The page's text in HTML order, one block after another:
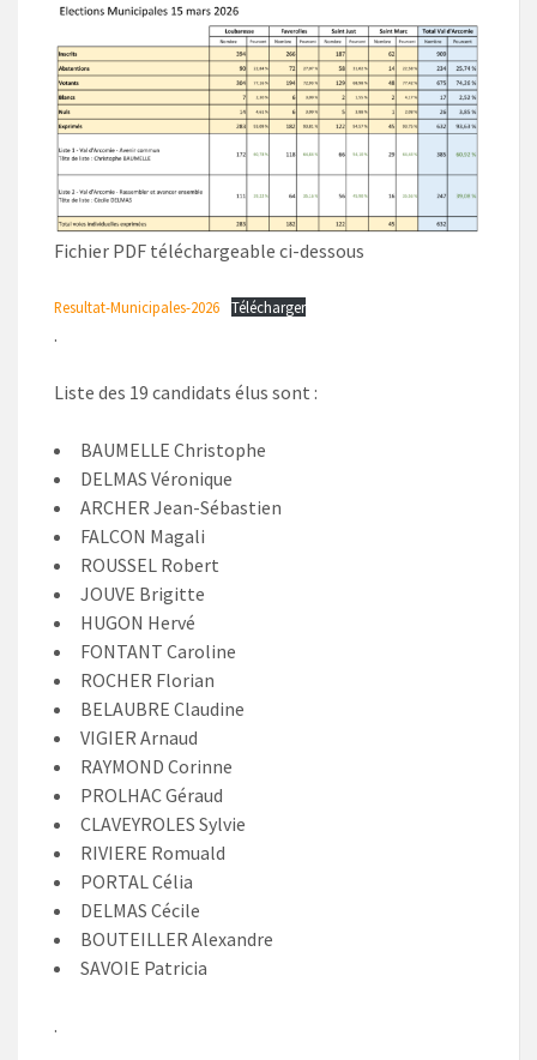
Fichier PDF téléchargeable ci-dessous
Resultat-Municipales-2026 Télécharger
.
Liste des 19 candidats élus sont :
BAUMELLE Christophe
DELMAS Véronique
ARCHER Jean-Sébastien
FALCON Magali
ROUSSEL Robert
JOUVE Brigitte
HUGON Hervé
FONTANT Caroline
ROCHER Florian
BELAUBRE Claudine
VIGIER Arnaud
RAYMOND Corinne
PROLHAC Géraud
CLAVEYROLES Sylvie
RIVIERE Romuald
PORTAL Célia
DELMAS Cécile
BOUTEILLER Alexandre
SAVOIE Patricia
.